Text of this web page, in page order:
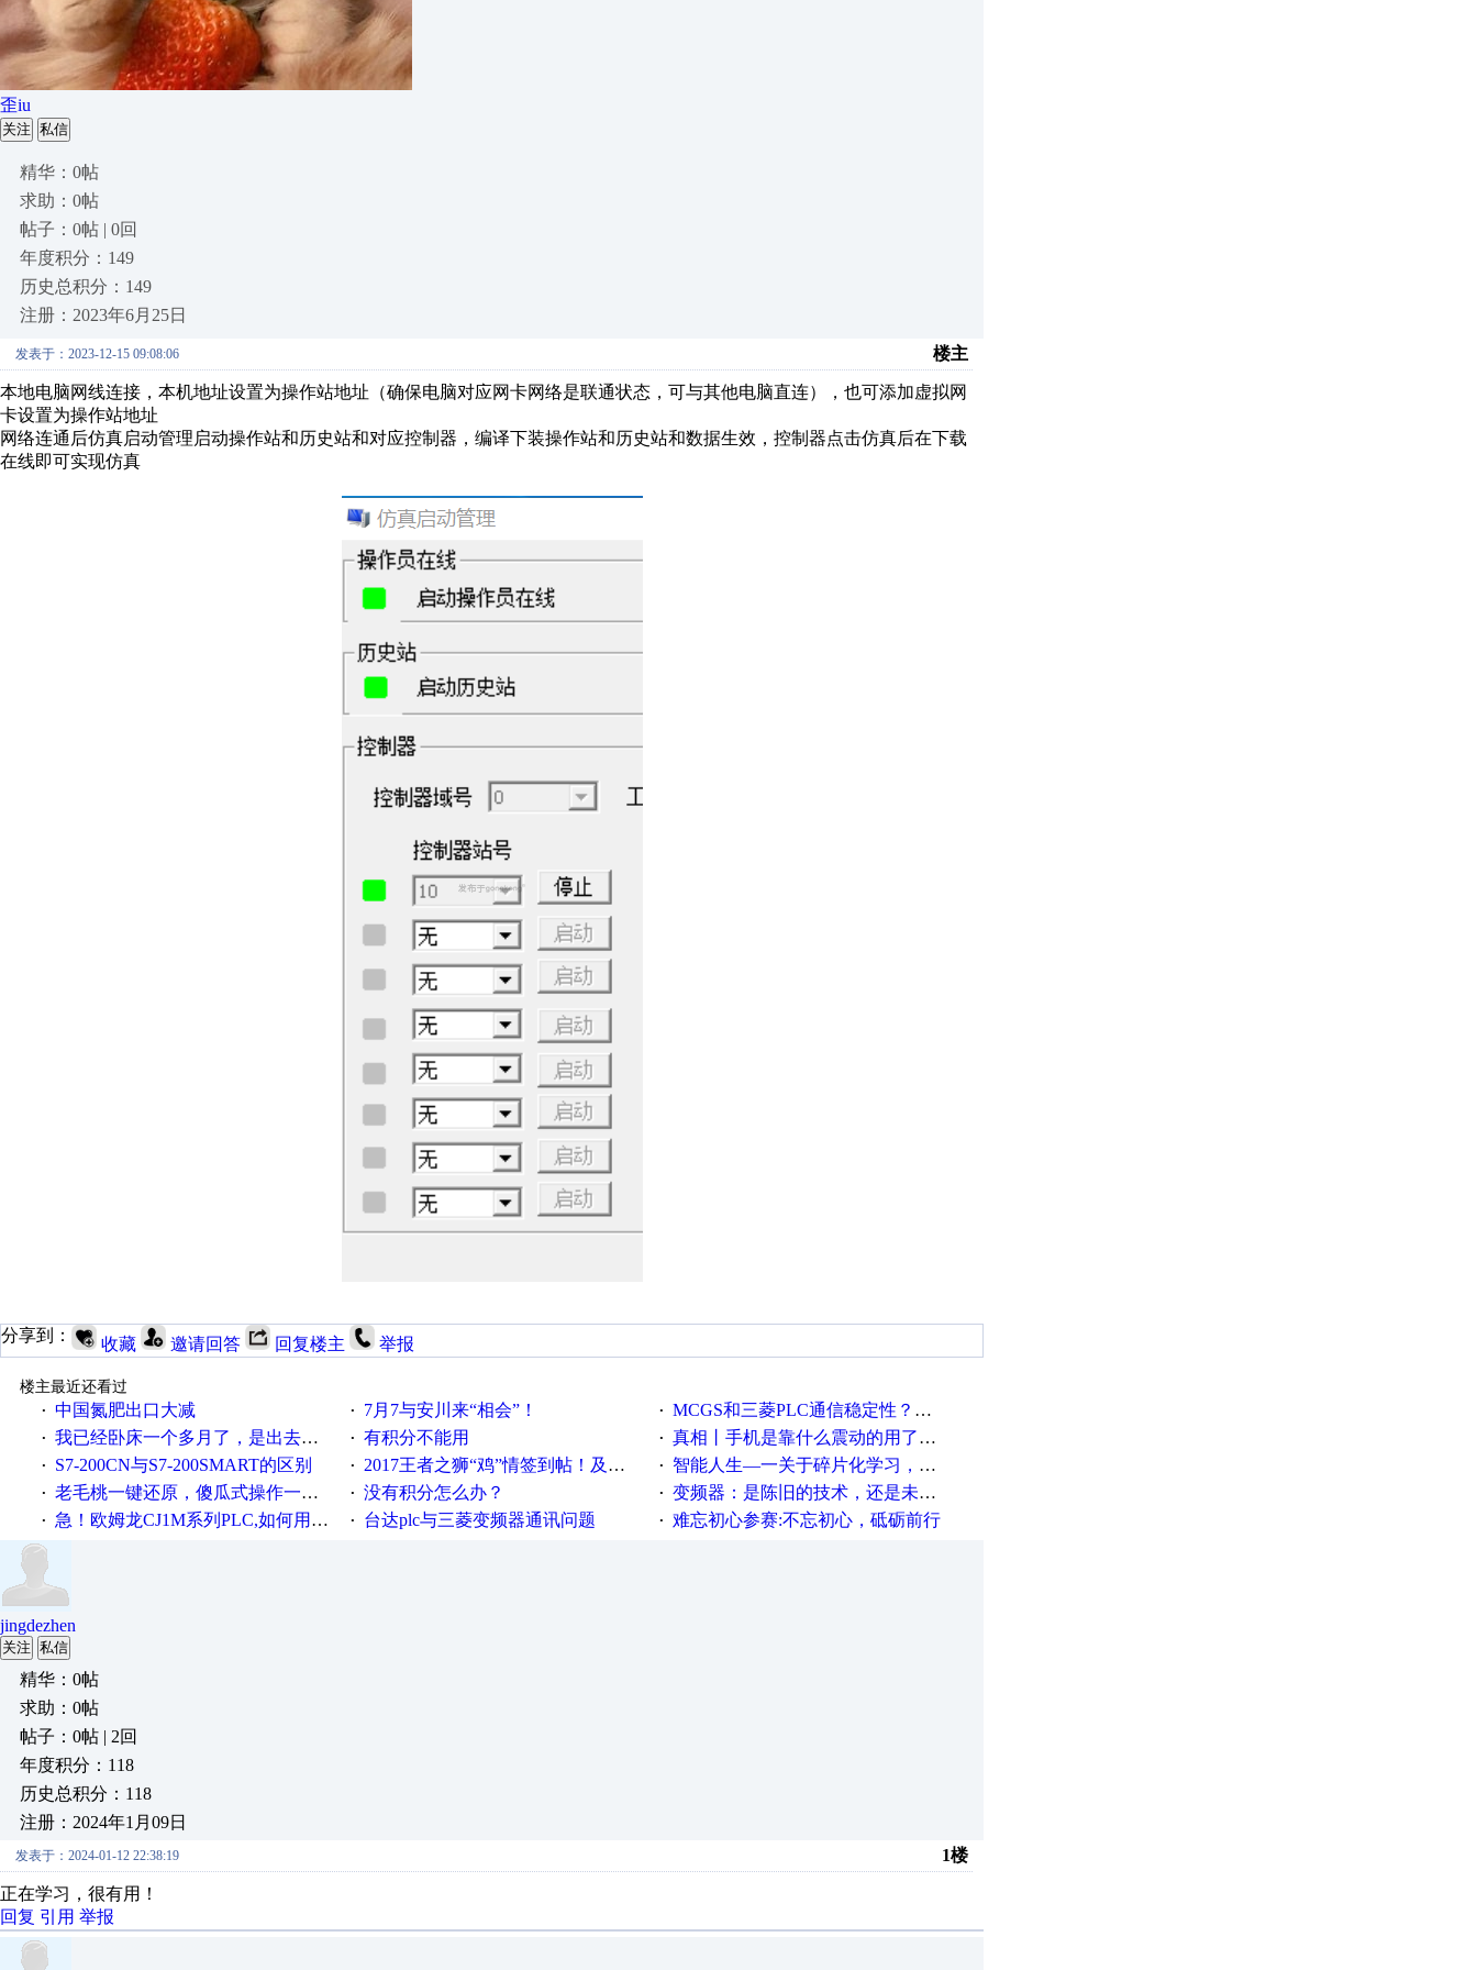
歪iu
关注 私信
精华：0帖
求助：0帖
帖子：0帖 | 0回
年度积分：149
历史总积分：149
注册：2023年6月25日
发表于：2023-12-15 09:08:06 楼主
本地电脑网线连接，本机地址设置为操作站地址（确保电脑对应网卡网络是联通状态，可与其他电脑直连），也可添加虚拟网
卡设置为操作站地址
网络连通后仿真启动管理启动操作站和历史站和对应控制器，编译下装操作站和历史站和数据生效，控制器点击仿真后在下载
在线即可实现仿真
分享到： 收藏 邀请回答 回复楼主 举报
楼主最近还看过
· 中国氮肥出口大减 · 7月7与安川来“相会”！ · MCGS和三菱PLC通信稳定性？？？
· 我已经卧床一个多月了，是出去安装机械手在高速遭遇车祸所致:大家工作都要特别注意啊 · 有积分不能用 · 真相丨手机是靠什么震动的用了这么多年才知道！
· S7-200CN与S7-200SMART的区别 · 2017王者之狮“鸡”情签到帖！及时更新在线研讨会预告 · 智能人生—一关于碎片化学习，看这一篇就够了！
· 老毛桃一键还原，傻瓜式操作一键轻松备份还原；程序为向导式安装，一键即可实现自动备份或还原系统。 · 没有积分怎么办？ · 变频器：是陈旧的技术，还是未来的幕后英雄？
· 急！欧姆龙CJ1M系列PLC,如何用时间控制变频器。要求时间在组态王中可以自由输入！拜托各位大神了！ · 台达plc与三菱变频器通讯问题 · 难忘初心参赛:不忘初心，砥砺前行
jingdezhen
关注 私信
精华：0帖
求助：0帖
帖子：0帖 | 2回
年度积分：118
历史总积分：118
注册：2024年1月09日
发表于：2024-01-12 22:38:19 1楼
正在学习，很有用！
回复 引用 举报